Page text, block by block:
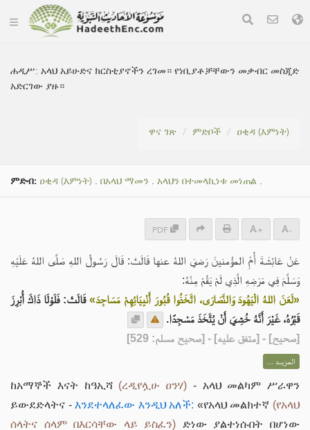
ሐዲሥ:አላህ አይሁድና ክርስቲያኖችን ረገመ። የነቢያቶቻቸውን መቃብር መስጂድ
አድርገው ያዙ።
ዋና ገጽ ምድቦች ዐቂዳ (እምነት)
ምድብ: ዐቂዳ (እምነት) . በአላህ ማመን . አላህን በተመላኪነቱ መነጠል .
PDF + -
عَنْ عَائِشَةَ أُمِّ المؤْمنينَ رَضيَ اللهُ عنها قَالَتْ: قَالَ رَسُولُ اللهِ صَلَّى اللهُ عَلَيْهِ
وَسَلَّمَ فِي مَرَضِهِ الَّذِي لَمْ يَقُمْ مِنْهُ:
«لَعَنَ اللهُ الْيَهُودَ وَالنَّصَارَى، اتَّخَذُوا قُبُورَ أَنْبِيَائِهِمْ مَسَاجِدَ» قَالَتْ: فَلَوْلَا ذَاكَ أُبْرِزَ
قَبْرُهُ، غَيْرَ أَنَّهُ خُشِيَ أَنْ يُتَّخَذَ مَسْجِدًا.
[صحيح] - [متفق عليه] - [صحيح مسلم: 529]
المزيــد ...
ከአማኞች እናት ከዓኢሻ (ረዲየሏሁ ዐንሃ) - አላህ መልካም ሥራዋን
ይውደድላትና -እንደተላለፈው እንዲህ አለች: «የአላህ መልክተኛ (የአላህ
ሰላትና ሰላም በእርሳቸው ላይ ይስፈን) ድነው ያልተነሱበት በሆነው